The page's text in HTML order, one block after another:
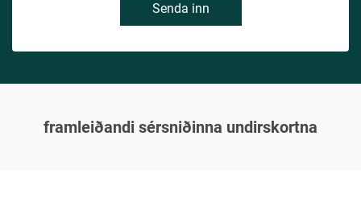
Senda inn
framleiðandi sérsniðinna undirskortna